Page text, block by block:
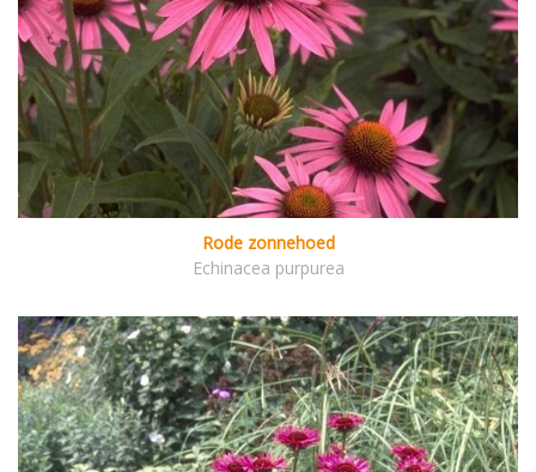
Rode zonnehoed
Echinacea purpurea